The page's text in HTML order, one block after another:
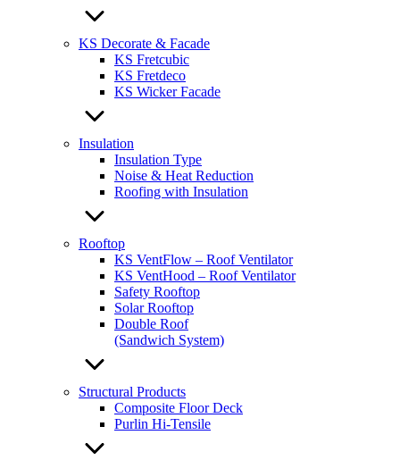
KS Decorate & Facade
KS Fretcubic
KS Fretdeco
KS Wicker Facade
Insulation
Insulation Type
Noise & Heat Reduction
Roofing with Insulation
Rooftop
KS VentFlow – Roof Ventilator
KS VentHood – Roof Ventilator
Safety Rooftop
Solar Rooftop
Double Roof
(Sandwich System)
Structural Products
Composite Floor Deck
Purlin Hi-Tensile